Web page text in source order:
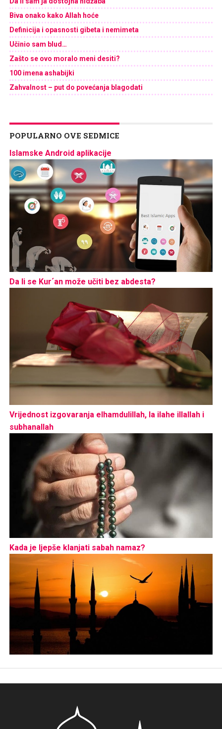
Biva onako kako Allah hoće
Definicija i opasnosti gibeta i nemimeta
Učinio sam blud…
Zašto se ovo moralo meni desiti?
100 imena ashabijki
Zahvalnost – put do povećanja blagodati
POPULARNO OVE SEDMICE
Islamske Android aplikacije
Da li se Kur´an može učiti bez abdesta?
Vrijednost izgovaranja elhamdulillah, la ilahe illallah i
subhanallah
Kada je ljepše klanjati sabah namaz?